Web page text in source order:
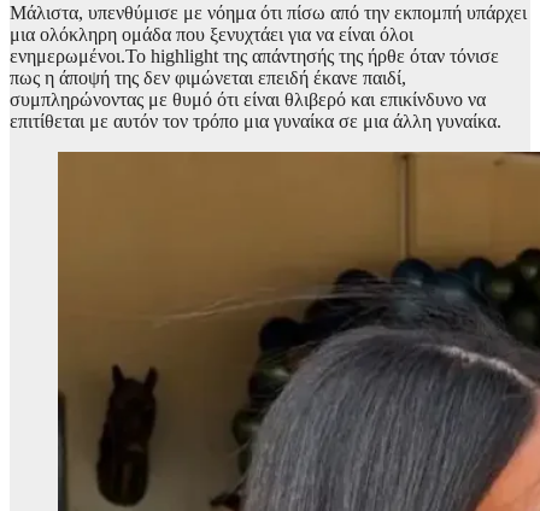
Μάλιστα, υπενθύμισε με νόημα ότι πίσω από την εκπομπή υπάρχει
μια ολόκληρη ομάδα που ξενυχτάει για να είναι όλοι
ενημερωμένοι.Το highlight της απάντησής της ήρθε όταν τόνισε
πως η άποψή της δεν φιμώνεται επειδή έκανε παιδί,
συμπληρώνοντας με θυμό ότι είναι θλιβερό και επικίνδυνο να
επιτίθεται με αυτόν τον τρόπο μια γυναίκα σε μια άλλη γυναίκα.